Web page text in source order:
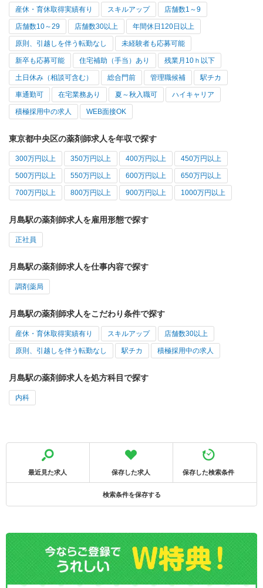
産休・育休取得実績有り スキルアップ 店舗数1～9
店舗数10～29 店舗数30以上 年間休日120日以上
原則、引越しを伴う転勤なし 未経験者も応募可能
新卒も応募可能 住宅補助（手当）あり 残業月10ｈ以下
土日休み（相談可含む） 総合門前 管理職候補 駅チカ
車通勤可 在宅業務あり 夏～秋入職可 ハイキャリア
積極採用中の求人 WEB面接OK
東京都中央区の薬剤師求人を年収で探す
300万円以上 350万円以上 400万円以上 450万円以上
500万円以上 550万円以上 600万円以上 650万円以上
700万円以上 800万円以上 900万円以上 1000万円以上
月島駅の薬剤師求人を雇用形態で探す
正社員
月島駅の薬剤師求人を仕事内容で探す
調剤薬局
月島駅の薬剤師求人をこだわり条件で探す
産休・育休取得実績有り スキルアップ 店舗数30以上
原則、引越しを伴う転勤なし 駅チカ 積極採用中の求人
月島駅の薬剤師求人を処方科目で探す
内科
最近見た求人 保存した求人 保存した検索条件
検索条件を保存する